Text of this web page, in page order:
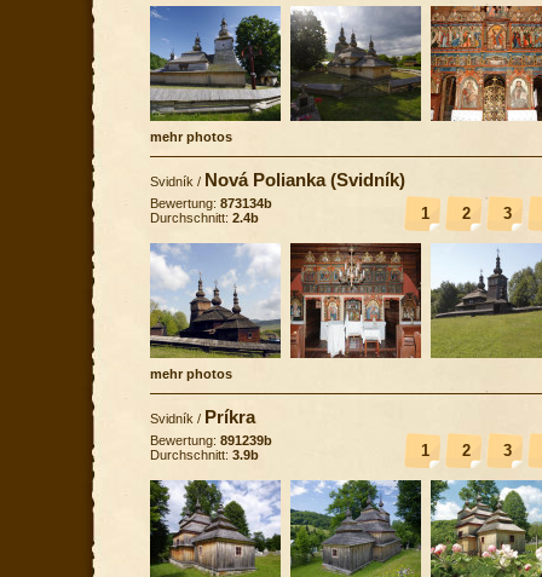
mehr photos
Svidník / Nová Polianka (Svidník)
1 2 3
Bewertung: 873134b
Durchschnitt: 2.4b
mehr photos
Svidník / Príkra
1 2 3
Bewertung: 891239b
Durchschnitt: 3.9b